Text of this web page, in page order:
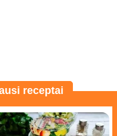
receptai